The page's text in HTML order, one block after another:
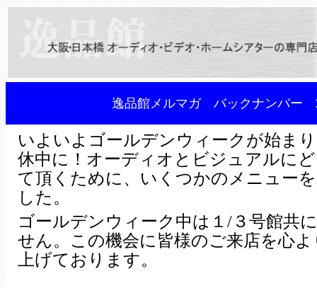
逸品館メルマガ バックナンバー
いよいよゴールデンウィークが始ま
休中に！オーディオとビジュアルに
て頂くために、いくつかのメニュー
した。
ゴールデンウィーク中は１/３号館共
せん。この機会に皆様のご来店を心
上げております。